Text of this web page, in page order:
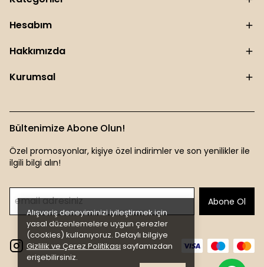
Alışveriş deneyiminizi iyileştirmek için
yasal düzenlemelere uygun çerezler
(cookies) kullanıyoruz. Detaylı bilgiye
Gizlilik ve Çerez Politikası sayfamızdan
erişebilirsiniz.
Hesabım
Hakkımızda
Kurumsal
Bültenimize Abone Olun!
Özel promosyonlar, kişiye özel indirimler ve son yenilikler ile
ilgili bilgi alın!
Abone Ol